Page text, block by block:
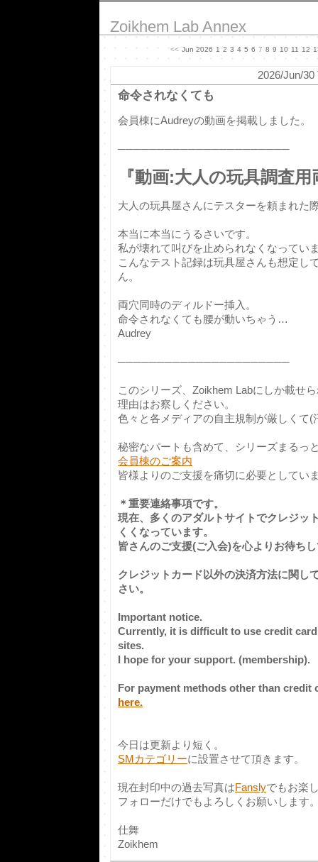
Zoikhem Lab Annex
<< Jun 2026 1 2 3 4 5 6 7 8 9 10 11 12
2026/Jun/
命令されなくても
会員棟にAudreyの動画を掲載しました。
──────────────────────
『動画:大人の玩具調査
大人の玩具屋さんにテスターを頼まれた
本当に本当にうるさいです。
私が壊れて叫びを止められなくなってい
こんなテスト記録は玩具屋さんも想定し
ん。
両穴同時のディルドー挿入。
命令されなくても腰が動いちゃう…
Audrey
──────────────────────
このシリーズ、Zoikhem Labにしか載せ
理由はお察しください。
色々と各メディアの自主規制が厳しくて(
秘密なパートも含めて、シリーズまるっ
会員棟のご案内
皆様よりのご支援を痛切に必要としてい
＊重要連絡事項です。
現在、多くのアダルトサイトでクレジッ
くくなっています。
皆さんのご支援(ご入会)を心よりお待ち
クレジットカード以外の決済方法に関し
さい。
Important notice.
Currently, it is difficult to use credit
sites.
I hope for your support. (membership).
For payment methods other than credit
here.
今日は更新より短く。
SMカテゴリーに設置させて頂きます。
現在封印中の過去写真はFanslyでもお楽
フォローだけでもよろしくお願いします
仕舞
Zoikhem